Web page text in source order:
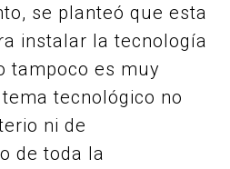
se planteó que esta
instalar la tecnología
tampoco es muy
tecnológico no
ni de
de toda la